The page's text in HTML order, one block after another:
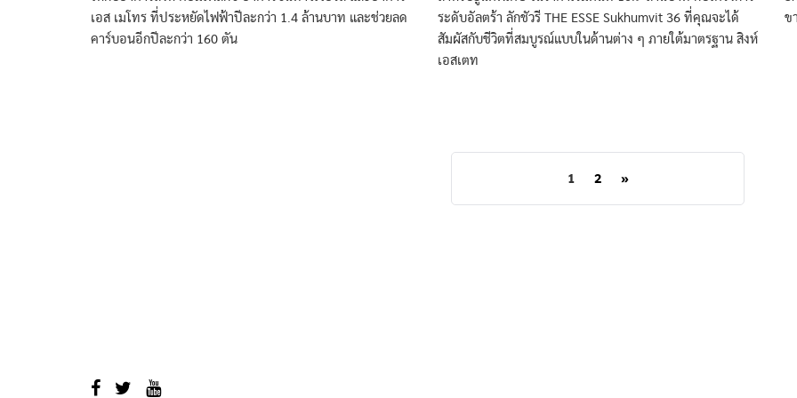
เอส เมโทร ที่ประหยัดไฟฟ้าปีละกว่า 1.4 ล้านบาท และช่วยลด
คาร์บอนอีกปีละกว่า 160 ตัน
ระดับอัลตร้า ลักชัวรี THE ESSE Sukhumvit 36 ที่คุณจะได้
สัมผัสกับชีวิตที่สมบูรณ์แบบในด้านต่าง ๆ ภายใต้มาตรฐาน สิงห์
เอสเตท
ข
1 2 »